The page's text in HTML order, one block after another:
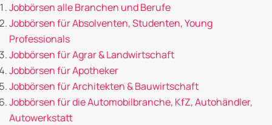
Jobbörsen alle Branchen und Berufe
Jobbörsen für Absolventen, Studenten, Young
Professionals
Jobbörsen für Agrar & Landwirtschaft
Jobbörsen für Apotheker
Jobbörsen für Architekten & Bauwirtschaft
Jobbörsen für die Automobilbranche, KfZ, Autohändler,
Autowerkstatt